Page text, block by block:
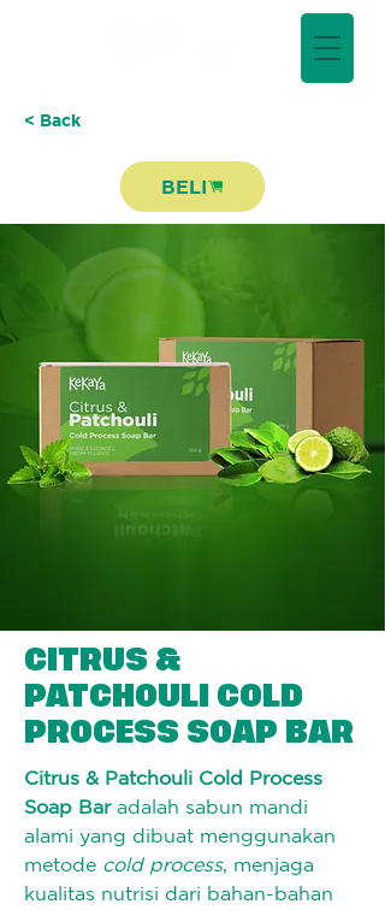
< Back
BELI
CITRUS &
PATCHOULI COLD
PROCESS SOAP BAR
Citrus & Patchouli Cold Process
Soap Bar adalah sabun mandi
alami yang dibuat menggunakan
metode cold process, menjaga
kualitas nutrisi dari bahan-bahan